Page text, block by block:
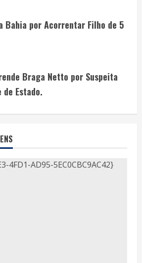
Bahia por Acorrentar Filho de 5
Braga Netto por Suspeita
de Estado.